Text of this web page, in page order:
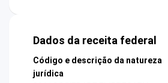
Dados da receita federal
Código e descrição da natureza
jurídica